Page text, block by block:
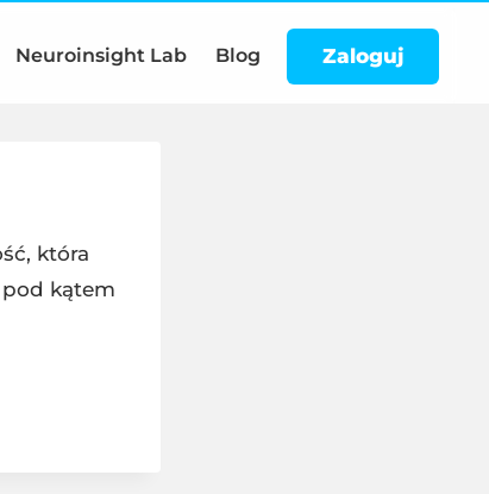
Neuroinsight Lab Blog Zaloguj
która
kątem